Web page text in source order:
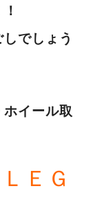
でしょう
イール取
ＥＧ